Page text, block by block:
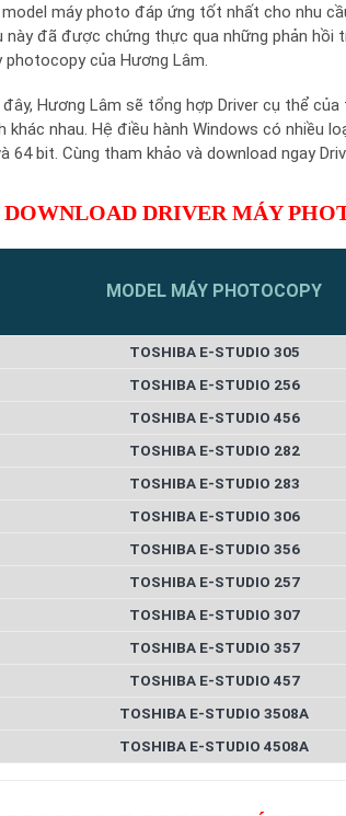
máy photo đáp ứng tốt nhất cho nhu
này đã được chứng thực qua những phản hồi
photocopy của Hương Lâm.
đây, Hương Lâm sẽ tổng hợp Driver cụ thể
khác nhau. Hệ điều hành Windows có nhiều
64 bit. Cùng tham khảo và download ngay
DOWNLOAD DRIVER MÁY
MODEL MÁY PHOTOCOPY
TOSHIBA E-STUDIO 305
TOSHIBA E-STUDIO 256
TOSHIBA E-STUDIO 456
TOSHIBA E-STUDIO 282
TOSHIBA E-STUDIO 283
TOSHIBA E-STUDIO 306
TOSHIBA E-STUDIO 356
TOSHIBA E-STUDIO 257
TOSHIBA E-STUDIO 307
TOSHIBA E-STUDIO 357
TOSHIBA E-STUDIO 457
TOSHIBA E-STUDIO 3508A
TOSHIBA E-STUDIO 4508A